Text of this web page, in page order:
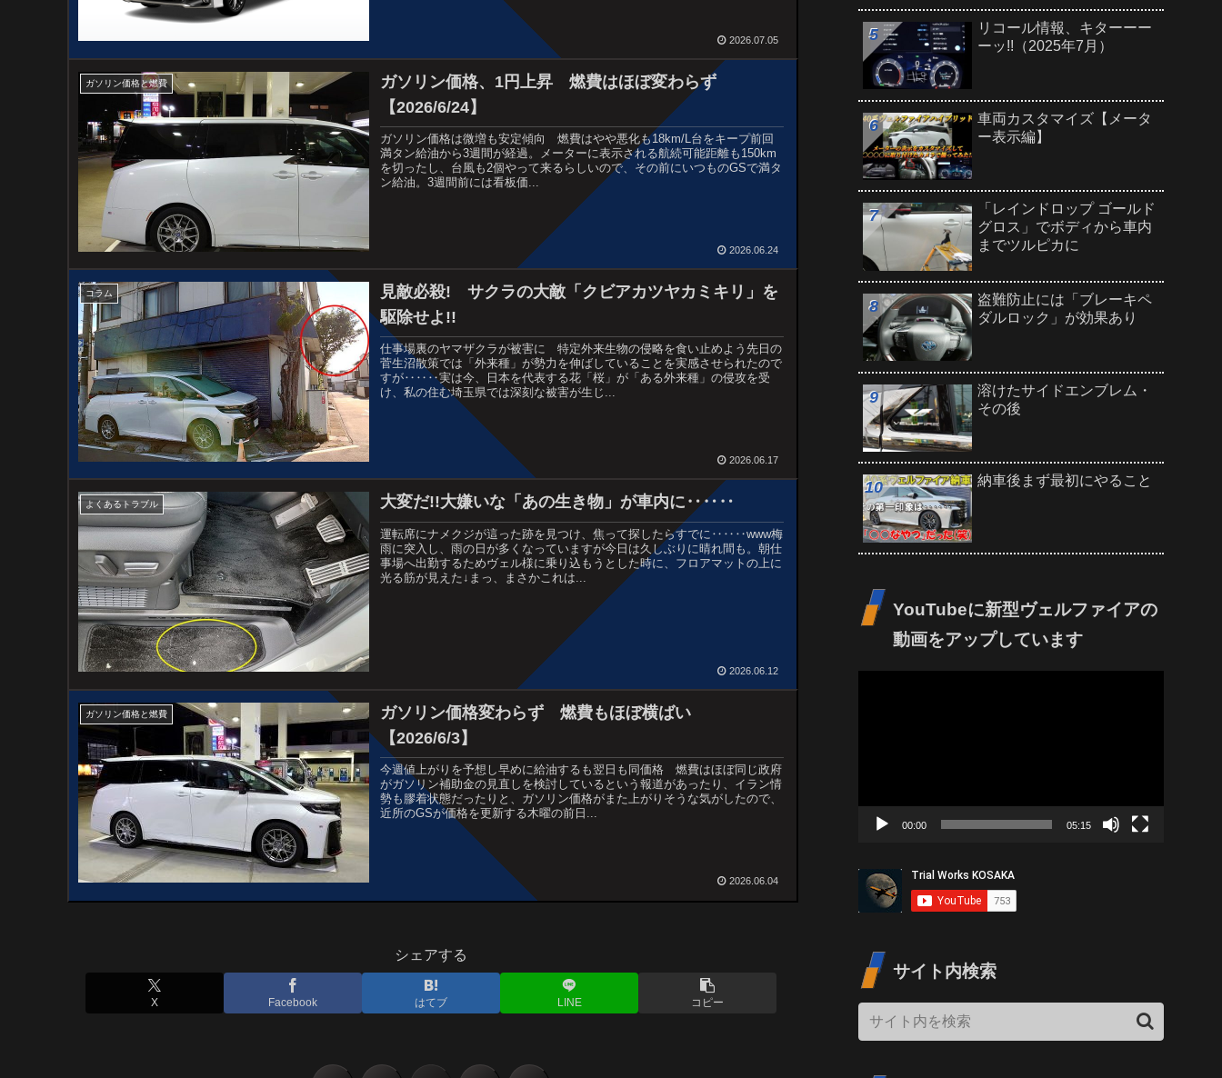
2026.07.05
ガソリン価格と燃費
ガソリン価格、1円上昇 燃費はほぼ変わらず
【2026/6/24】
ガソリン価格は微増も安定傾向 燃費はやや悪化も18km/L台をキープ前回
満タン給油から3週間が経過。メーターに表示される航続可能距離も150km
を切ったし、台風も2個やって来るらしいので、その前にいつものGSで満タ
ン給油。3週間前には看板価...
2026.06.24
コラム
見敵必殺! サクラの大敵「クビアカツヤカミキリ」を
駆除せよ!!
仕事場裏のヤマザクラが被害に 特定外来生物の侵略を食い止めよう先日の
菅生沼散策では「外来種」が勢力を伸ばしていることを実感させられたので
すが‥‥‥実は今、日本を代表する花「桜」が「ある外来種」の侵攻を受
け、私の住む埼玉県では深刻な被害が生じ...
2026.06.17
よくあるトラブル 大変だ!!大嫌いな「あの生き物」が車内に‥‥‥
運転席にナメクジが這った跡を見つけ、焦って探したらすでに‥‥‥www梅
雨に突入し、雨の日が多くなっていますが今日は久しぶりに晴れ間も。朝仕
事場へ出勤するためヴェル様に乗り込もうとした時に、フロアマットの上に
光る筋が見えた↓まっ、まさかこれは...
2026.06.12
ガソリン価格と燃費
ガソリン価格変わらず 燃費もほぼ横ばい
【2026/6/3】
今週値上がりを予想し早めに給油するも翌日も同価格 燃費はほぼ同じ政府
がガソリン補助金の見直しを検討しているという報道があったり、イラン情
勢も膠着状態だったりと、ガソリン価格がまた上がりそうな気がしたので、
近所のGSが価格を更新する木曜の前日...
2026.06.04
シェアする
X Facebook はてブ LINE コピー
リコール情報、キターーー
ーッ!!（2025年7月）
車両カスタマイズ【メータ
ー表示編】
「レインドロップ ゴールド
グロス」でボディから車内
までツルピカに
盗難防止には「ブレーキペ
ダルロック」が効果あり
溶けたサイドエンブレム・
その後
納車後まず最初にやること
YouTubeに新型ヴェルファイアの
動画をアップしています
ヤ
00:00 05:15
サイト内検索